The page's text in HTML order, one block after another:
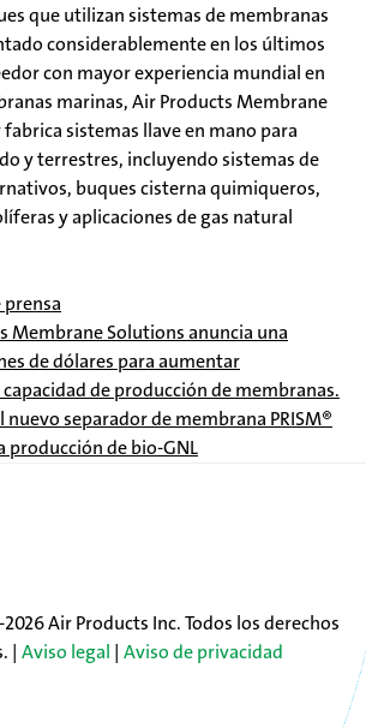
que utilizan sistemas de membranas
considerablemente en los últimos
con mayor experiencia mundial en
marinas, Air Products Membrane
sistemas llave en mano para
y terrestres, incluyendo sistemas de
buques cisterna quimiqueros,
y aplicaciones de gas natural
prensa
Membrane Solutions anuncia una
de dólares para aumentar
de producción de membranas.
nuevo separador de membrana PRISM®
producción de bio-GNL
Air Products Inc. Todos los derechos
| Aviso legal | Aviso de privacidad